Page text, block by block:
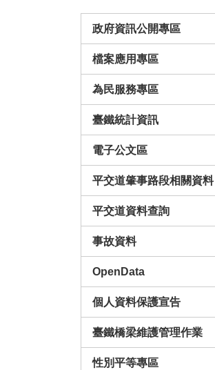
政府資訊公開專區
檔案應用專區
為民服務專區
臺鐵統計資訊
電子公文區
平交道肇事路段相關資料
平交道資料查詢
事故資料
OpenData
個人資料保護宣告
臺鐵橋梁維護管理作業
性別平等專區